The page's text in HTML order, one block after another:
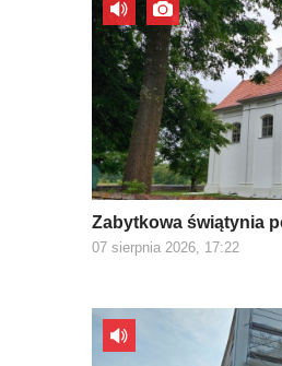
Zabytkowa świątynia
07 sierpnia 2026, 17:22